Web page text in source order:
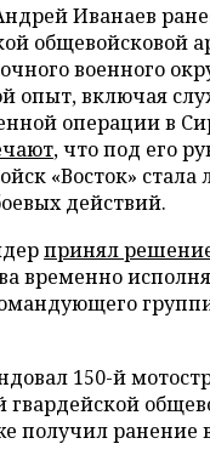
Иванаев
общевойсковой
военного
опыт, включая
операции в
, что под его
«Восток»
действий.
принял
временно
150-й
гвардейской
получил ранение